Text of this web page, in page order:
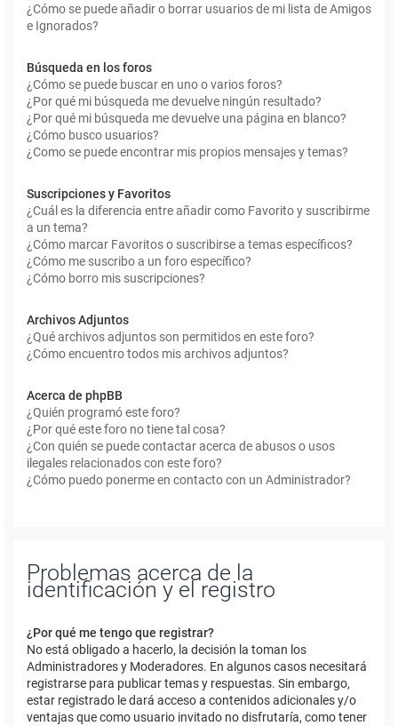
¿Cómo se puede añadir o borrar usuarios de mi lista de Amigos
e Ignorados?
Búsqueda en los foros
¿Cómo se puede buscar en uno o varios foros?
¿Por qué mi búsqueda me devuelve ningún resultado?
¿Por qué mi búsqueda me devuelve una página en blanco?
¿Cómo busco usuarios?
¿Como se puede encontrar mis propios mensajes y temas?
Suscripciones y Favoritos
¿Cuál es la diferencia entre añadir como Favorito y suscribirme
a un tema?
¿Cómo marcar Favoritos o suscribirse a temas específicos?
¿Cómo me suscribo a un foro específico?
¿Cómo borro mis suscripciones?
Archivos Adjuntos
¿Qué archivos adjuntos son permitidos en este foro?
¿Cómo encuentro todos mis archivos adjuntos?
Acerca de phpBB
¿Quién programó este foro?
¿Por qué este foro no tiene tal cosa?
¿Con quién se puede contactar acerca de abusos o usos
ilegales relacionados con este foro?
¿Cómo puedo ponerme en contacto con un Administrador?
Problemas acerca de la
identificación y el registro
¿Por qué me tengo que registrar?
No está obligado a hacerlo, la decisión la toman los
Administradores y Moderadores. En algunos casos necesitará
registrarse para publicar temas y respuestas. Sin embargo,
estar registrado le dará acceso a contenidos adicionales y/o
ventajas que como usuario invitado no disfrutaría, como tener